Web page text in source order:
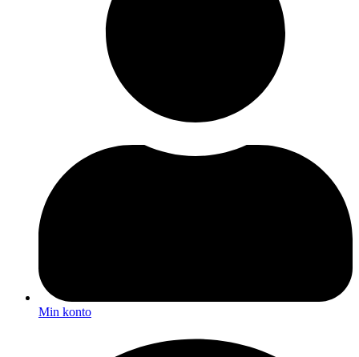
Min konto